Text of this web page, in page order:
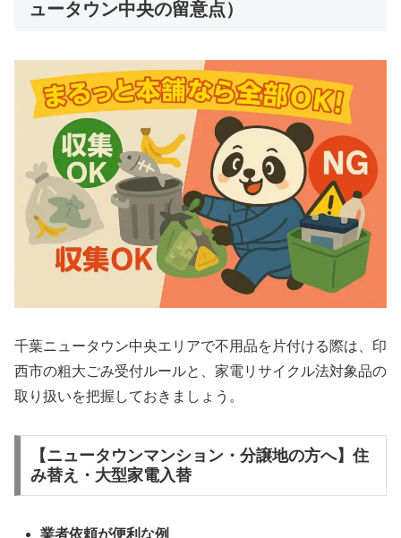
ュータウン中央の留意点）
千葉ニュータウン中央エリアで不用品を片付ける際は、印
西市の粗大ごみ受付ルールと、家電リサイクル法対象品の
取り扱いを把握しておきましょう。
【ニュータウンマンション・分譲地の方へ】住
み替え・大型家電入替
業者依頼が便利な例